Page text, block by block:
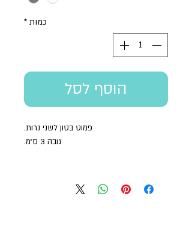
כמות *
הוסף לסל
פמוט בטון לשני נרות.
גובה 3 ס״מ.